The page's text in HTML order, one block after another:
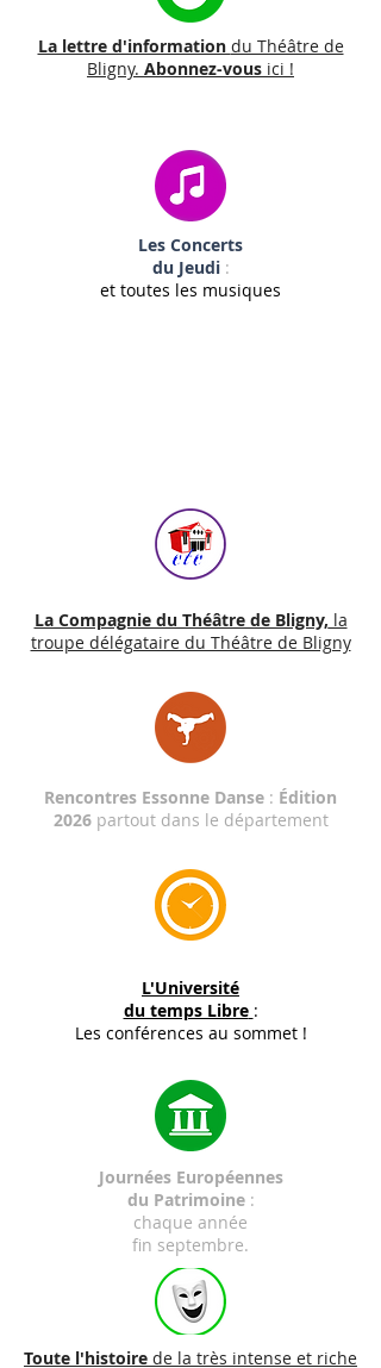
La lettre d'information du Théâtre de
Bligny. Abonnez-vous ici !
Les Concerts
du Jeudi:
et toutes les musiques
La Compagnie du Théâtre de Bligny, la
troupe délégataire du Théâtre de Bligny
Rencontres Essonne Danse : Édition
2026partout dans le département
L'Université
du temps Libre :
Les conférences au sommet !
Journées Européennes
du Patrimoine:
chaque année
fin septembre.
Toute l'histoire de la très intense et riche